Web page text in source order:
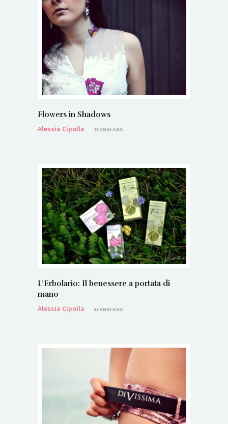
Flowers in Shadows
Alessia Cipolla
13 ANNI AGO
L’Erbolario: Il benessere a portata di
mano
Alessia Cipolla
13 ANNI AGO